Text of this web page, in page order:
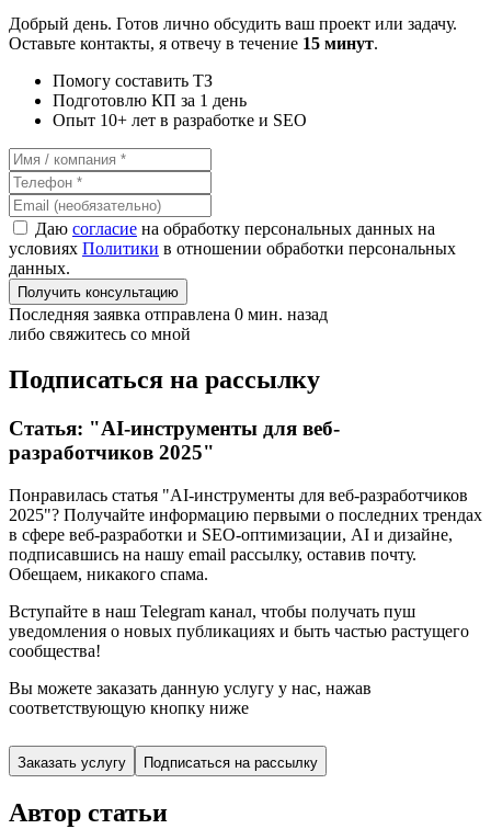
Добрый день. Готов лично обсудить ваш проект или задачу.
Оставьте контакты, я отвечу в течение 15 минут.
Помогу составить ТЗ
Подготовлю КП за 1 день
Опыт 10+ лет в разработке и SEO
Даю согласие на обработку персональных данных на
условиях Политики в отношении обработки персональных
данных.
Получить консультацию
Последняя заявка отправлена 0 мин. назад
либо свяжитесь со мной
Подписаться на рассылку
Статья: "AI-инструменты для веб-
разработчиков 2025"
Понравилась статья "AI-инструменты для веб-разработчиков
2025"? Получайте информацию первыми о последних трендах
в сфере веб-разработки и SEO-оптимизации, AI и дизайне,
подписавшись на нашу email рассылку, оставив почту.
Обещаем, никакого спама.
Вступайте в наш Telegram канал, чтобы получать пуш
уведомления о новых публикациях и быть частью растущего
сообщества!
Вы можете заказать данную услугу у нас, нажав
соответствующую кнопку ниже
Заказать услугу Подписаться на рассылку
Автор статьи